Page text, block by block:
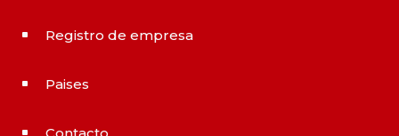
^ Registro de empresa
^ Paises
^